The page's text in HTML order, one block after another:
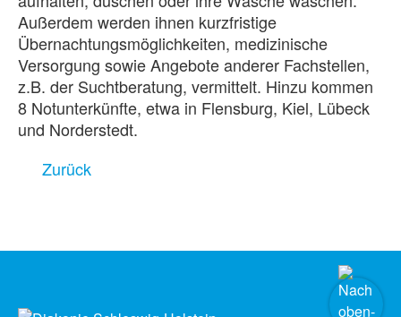
Außerdem werden ihnen kurzfristige
Übernachtungsmöglichkeiten, medizinische
Versorgung sowie Angebote anderer Fachstellen,
z.B. der Suchtberatung, vermittelt. Hinzu kommen
8 Notunterkünfte, etwa in Flensburg, Kiel, Lübeck
und Norderstedt.
Zurück